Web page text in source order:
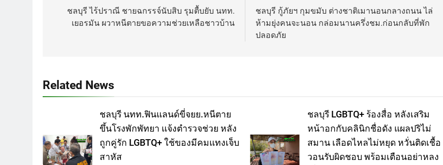
navigation
ชลบุรี ไร้ปราณี ชายฉกรรจ์นับสิบ รุมตื้บยับ นทท.
เยอรมัน ผวาหนีตายขอความช่วยเหลือชาวบ้าน
ชลบุรี กู้ภัยฯ กุมขมับ ต่างชาติเมานอนกลางถนน ไล่
ห้ามยุ่งคนจะนอน กล่อมนานครึ่งชม.ก่อนกลับที่พัก
ปลอดภัย
Related News
ชลบุรี นทท.ฟินแลนด์ขี่จยย.หนีตาย
ขึ้นโรงพักพัทยา แจ้งตำรวจช่วย หลัง
ถูกคู่รัก LGBTQ+ ใช้ของมีคมแทงเจ็บ
สาหัส
ชลบุรี LGBTQ+ ร้องสื่อ หลังเสริม
หน้าอกกับคลินิกชื่อดัง แผลปริไม่
สมาน เลือดไหลไม่หยุด หวั่นติดเชื้อ
วอนรับผิดชอบ พร้อมเตือนอย่าหลง